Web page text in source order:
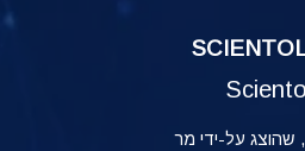
ההשקה של ערוץ ה-Scientology ב-12 במרץ 2018, שהוצג על-ידי מר